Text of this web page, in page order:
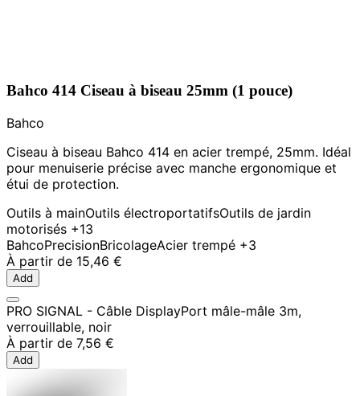
Bahco 414 Ciseau à biseau 25mm (1 pouce)
Bahco
Ciseau à biseau Bahco 414 en acier trempé, 25mm. Idéal
pour menuiserie précise avec manche ergonomique et
étui de protection.
Outils à mainOutils électroportatifsOutils de jardin
motorisés +13
BahcoPrecisionBricolageAcier trempé +3
À partir de 15,46 €
Add
PRO SIGNAL - Câble DisplayPort mâle-mâle 3m,
verrouillable, noir
À partir de 7,56 €
Add